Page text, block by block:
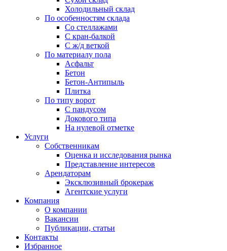
Холодильный склад
По особенностям склада
Со стеллажами
С кран-балкой
С ж/д веткой
По материалу пола
Асфальт
Бетон
Бетон-Антипыль
Плитка
По типу ворот
С пандусом
Докового типа
На нулевой отметке
Услуги
Собственникам
Оценка и исследования рынка
Представление интересов
Арендаторам
Эксклюзивный брокераж
Агентские услуги
Компания
О компании
Вакансии
Публикации, статьи
Контакты
Избранное